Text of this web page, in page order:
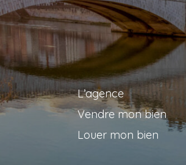
L’agence
Vendre mon bien
Louer mon bien